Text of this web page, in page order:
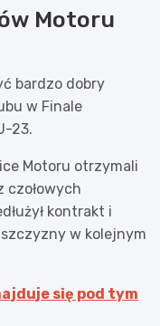
Motoru
bardzo dobry
w Finale
23.
Motoru otrzymali
czołowych
kontrakt i
w kolejnym
się pod tym